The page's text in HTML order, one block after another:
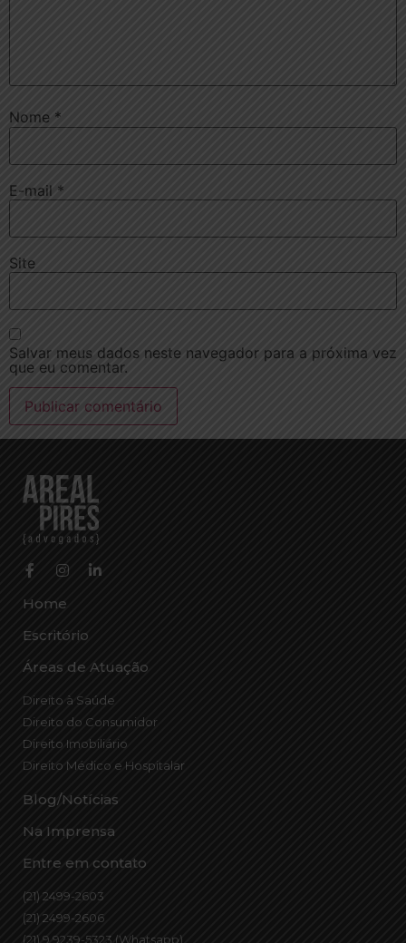
Nome *
E-mail *
Site
Salvar meus dados neste navegador para a próxima vez
que eu comentar.
Home
Escritório
Áreas de Atuação
Direito à Saúde
Direito do Consumidor
Direito Imobiliário
Direito Médico e Hospitalar
Blog/Notícias
Na Imprensa
Entre em contato
(21) 2499-2603
(21) 2499-2606
(21) 9 9239-5323 (Whatsapp)